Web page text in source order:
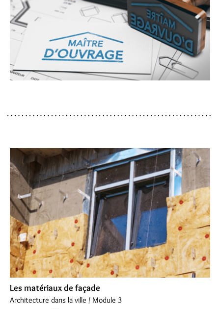
Les matériaux de façade
Architecture dans la ville / Module 3